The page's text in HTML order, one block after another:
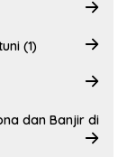
(1)
dan Banjir di